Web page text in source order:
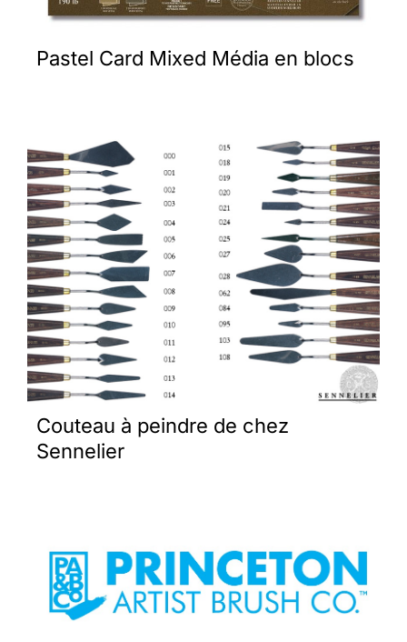
Pastel Card Mixed Média en blocs
Couteau à peindre de chez
Sennelier